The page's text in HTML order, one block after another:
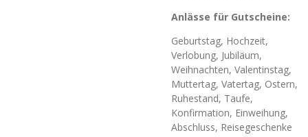
Anlässe für Gutscheine:
Geburtstag, Hochzeit,
Verlobung, Jubiläum,
Weihnachten, Valentinstag,
Muttertag, Vatertag, Ostern,
Ruhestand, Taufe,
Konfirmation, Einweihung,
Abschluss, Reisegeschenke